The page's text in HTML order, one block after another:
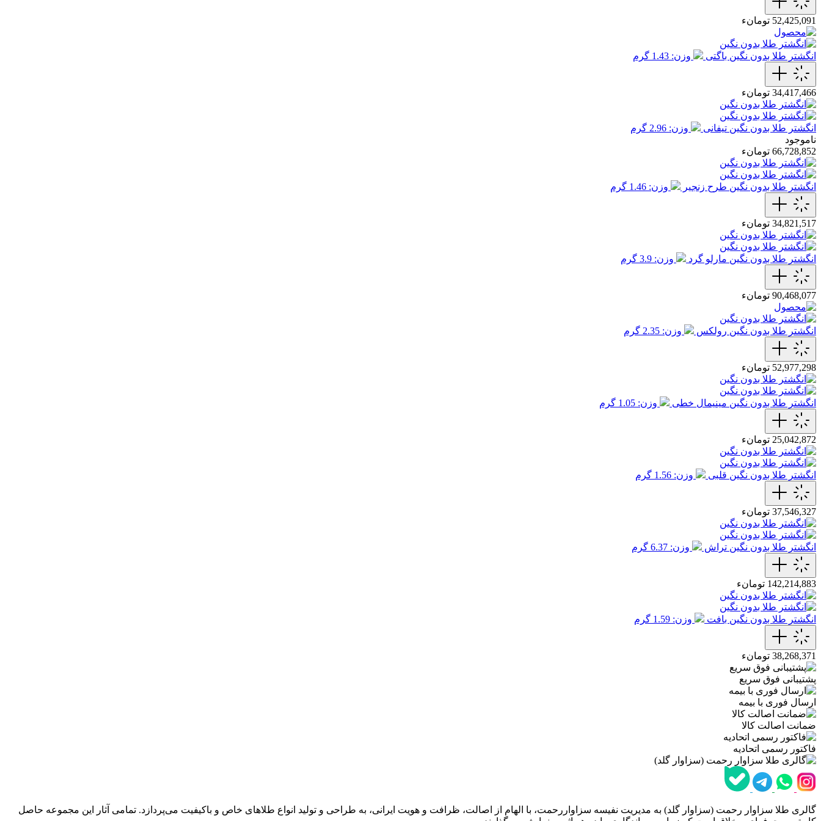
52,425,091 تومانء
انگشتر طلا بدون نگین باگتی وزن: 1.43 گرم
34,417,466 تومانء
انگشتر طلا بدون نگین تیفانی
وزن: 2.96 گرم
ناموجود
66,728,852 تومانء
انگشتر طلا بدون نگین طرح زنجیر وزن: 1.46 گرم
34,821,517 تومانء
انگشتر طلا بدون نگین مارلو گرد وزن: 3.9 گرم
90,468,077 تومانء
انگشتر طلا بدون نگین رولکس وزن: 2.35 گرم
52,977,298 تومانء
انگشتر طلا بدون نگین مینیمال خطی وزن: 1.05 گرم
25,042,872 تومانء
انگشتر طلا بدون نگین قلبی وزن: 1.56 گرم
37,546,327 تومانء
انگشتر طلا بدون نگین تراش وزن: 6.37 گرم
142,214,883 تومانء
انگشتر طلا بدون نگین بافت وزن: 1.59 گرم
38,268,371 تومانء
پشتیبانی فوق سریع
ارسال فوری با بیمه
ضمانت اصالت کالا
فاکتور رسمی اتحادیه
گالری طلا سزاوار رحمت (سزاوار گلد) به مدیریت نفیسه سزاواررحمت، با الهام از اصالت، ظرافت و هویت ایرانی، به طراحی و تولید انواع طلاهای خاص و باکیفیت می‌پردازد. تمامی آثار این مجموعه حاصل